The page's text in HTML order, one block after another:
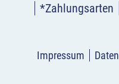
*Zahlungsarten
Impressum